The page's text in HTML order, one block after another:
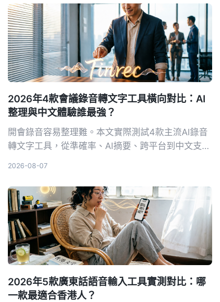
2026年4款會議錄音轉文字工具橫向對比：AI
整理與中文體驗誰最強？
開會錄音容易整理難。本文實際測試4款主流AI錄音
轉文字工具，從準確率、AI摘要、跨平台到中文支
2026-08-07
2026年5款廣東話語音輸入工具實測對比：哪
一款最適合香港人？